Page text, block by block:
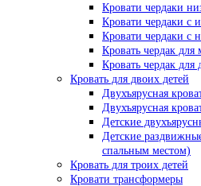
Кровати чердаки
Кровати чердаки с
Кровати чердаки с
Кровать чердак для
Кровать чердак для
Кровать для двоих детей
Двухъярусная
Двухъярусная
Детские
Детские
спальным местом)
Кровать для троих детей
Кровати трансформеры